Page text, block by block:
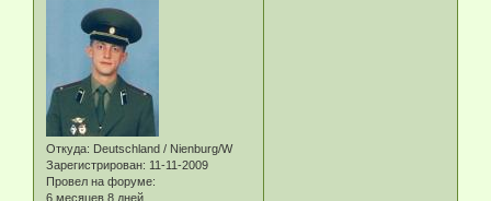
Откуда: Deutschland / Nienburg/W
Зарегистрирован: 11-11-2009
Провел на форуме:
6 месяцев 8 дней